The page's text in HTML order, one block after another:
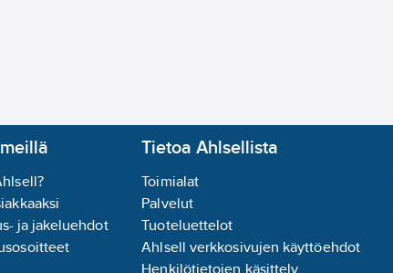
ja jakeluehdot
Tietoa Ahlsellista
Toimialat
Palvelut
Tuoteluettelot
Ahlsell verkkosivujen käyttöehdot
Henkilötietojen käsittely